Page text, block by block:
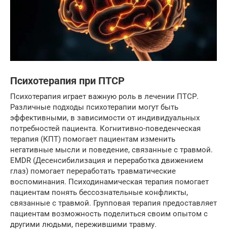
Психотерапия при ПТСР
Психотерапия играет важную роль в лечении ПТСР.
Различные подходы психотерапии могут быть
эффективными, в зависимости от индивидуальных
потребностей пациента. Когнитивно-поведенческая
терапия (КПТ) помогает пациентам изменить
негативные мысли и поведение, связанные с травмой.
EMDR (Десенсибилизация и переработка движением
глаз) помогает переработать травматические
воспоминания. Психодинамическая терапия помогает
пациентам понять бессознательные конфликты,
связанные с травмой. Групповая терапия предоставляет
пациентам возможность поделиться своим опытом с
другими людьми, пережившими травму.